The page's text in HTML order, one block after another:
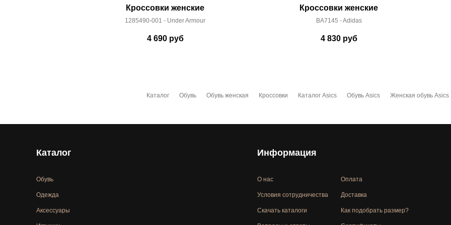
Кроссовки женские
1285490-001 - Under Armour
4 690руб
Кроссовки женские
BA7145 - Adidas
4 830руб
Каталог Обувь Обувь женская Кроссовки Каталог Asics Обувь Asics Женская обувь Asics
Каталог
Обувь
Одежда
Аксессуары
Информация
О нас
Условия сотрудничества
Скачать каталоги
Оплата
Доставка
Как подобрать размер?